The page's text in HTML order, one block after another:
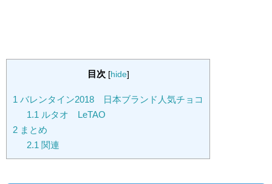
目次 [hide]
1 バレンタイン2018 日本ブランド人気チョコ
1.1 ルタオ LeTAO
2 まとめ
2.1 関連